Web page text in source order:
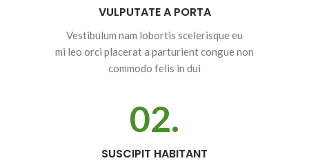
VULPUTATE A PORTA
Vestibulum nam lobortis scelerisque eu
mi leo orci placerat a parturient congue non
commodo felis in dui
02.
SUSCIPIT HABITANT